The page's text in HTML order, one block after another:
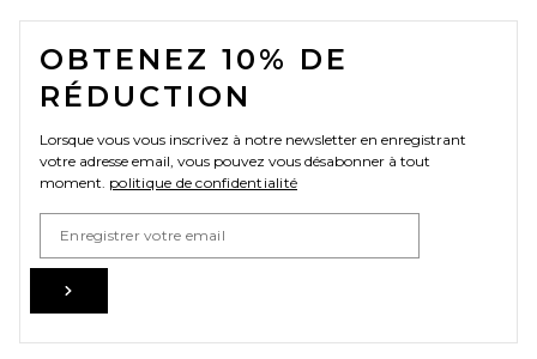
FOOTER
OBTENEZ 10% DE
RÉDUCTION
Lorsque vous vous inscrivez à notre newsletter en enregistrant
votre adresse email, vous pouvez vous désabonner à tout
moment. politique de confidentialité